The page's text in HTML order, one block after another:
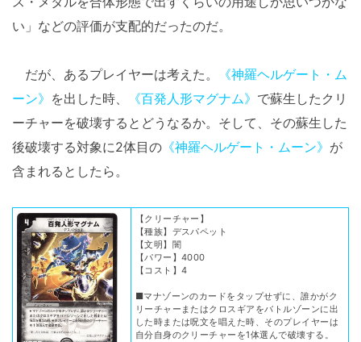
い」などの評価が支配的だったのだ。
だが、あるプレイヤーは考えた。
《神羅ヘルゲート・ム
ーン》 を出した時、 《百発人形マグナム》 で蘇生したクリ
ーチャーを破壊するとどうなるか。そして、その蘇生した
後破壊する対象に2体目の 《神羅ヘルゲート・ムーン》 が
含まれるとしたら。
【クリーチャー】
【種族】デスパペット
【文明】闇
【パワー】4000
【コスト】4
■マナゾーンのカードをタップせずに、誰かがク
リーチャーまたはクロスギアをバトルゾーンに出
した時または呪文を唱えた時、そのプレイヤーは
自分自身のクリーチャーを1体選んで破壊する。